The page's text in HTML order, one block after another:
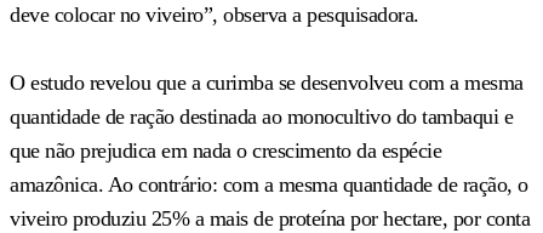
deve colocar no viveiro”, observa a pesquisadora.
O estudo revelou que a curimba se desenvolveu com a mesma
quantidade de ração destinada ao monocultivo do tambaqui e
que não prejudica em nada o crescimento da espécie
amazônica. Ao contrário: com a mesma quantidade de ração, o
viveiro produziu 25% a mais de proteína por hectare, por conta